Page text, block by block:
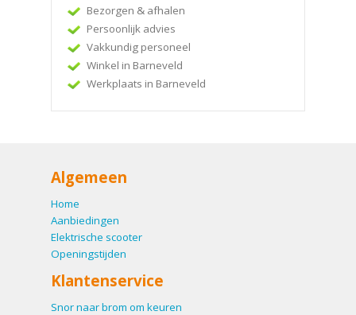
Bezorgen & afhalen
Persoonlijk advies
Vakkundig personeel
Winkel in Barneveld
Werkplaats in Barneveld
Algemeen
Home
Aanbiedingen
Elektrische scooter
Openingstijden
Klantenservice
Snor naar brom om keuren